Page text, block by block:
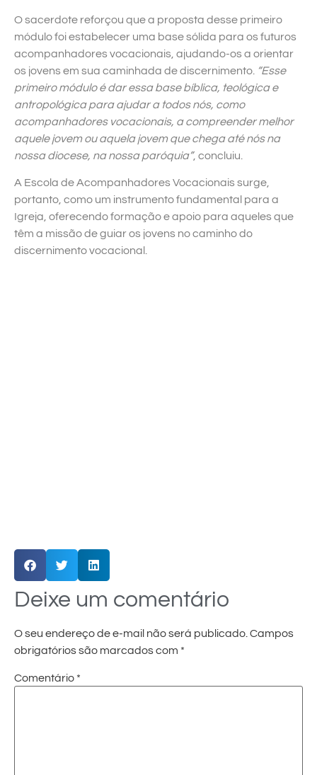
O sacerdote reforçou que a proposta desse primeiro
módulo foi estabelecer uma base sólida para os futuros
acompanhadores vocacionais, ajudando-os a orientar
os jovens em sua caminhada de discernimento. “Esse
primeiro módulo é dar essa base bíblica, teológica e
antropológica para ajudar a todos nós, como
acompanhadores vocacionais, a compreender melhor
aquele jovem ou aquela jovem que chega até nós na
nossa diocese, na nossa paróquia”, concluiu.
A Escola de Acompanhadores Vocacionais surge,
portanto, como um instrumento fundamental para a
Igreja, oferecendo formação e apoio para aqueles que
têm a missão de guiar os jovens no caminho do
discernimento vocacional.
Deixe um comentário
O seu endereço de e-mail não será publicado. Campos
obrigatórios são marcados com *
Comentário *